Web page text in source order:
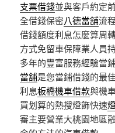
支票借錢並與客戶約定
全借錢保密八德當舖流
借錢額度利息怎麼算周
方式免留車保障業人員
多年的豐富服務經驗當
當舖是您當鋪借錢的最
利息板橋機車借款與機
買划算的熱搜燈飾快速
審主要營業大桃園地區